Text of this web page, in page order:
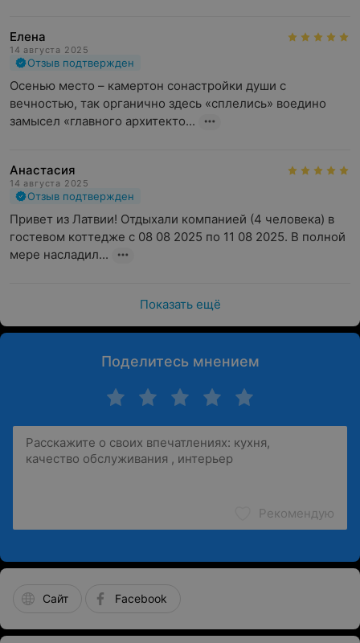
Елена
14 августа 2025
Отзыв подтвержден
Осенью место – камертон сонастройки души с
вечностью, так органично здесь «сплелись» воедино
замысел «главного архитекто...
Анастасия
14 августа 2025
Отзыв подтвержден
Привет из Латвии! Отдыхали компанией (4 человека) в
гостевом коттедже с 08 08 2025 по 11 08 2025. В полной
мере насладил...
Показать ещё
Поделитесь мнением
Рекомендую
Сайт Facebook